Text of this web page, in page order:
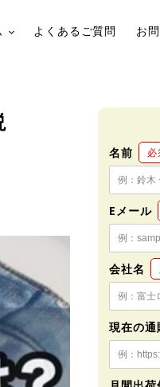
よくあるご質問 お
名前 必
Eメール
会社名
現在の通